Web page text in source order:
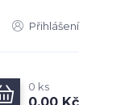
Přihlášení
0 ks
0,00 Kč